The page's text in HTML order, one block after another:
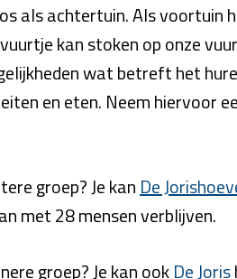
als achtertuin. Als voortuin
kan stoken op onze
wat betreft het
en eten. Neem hiervoor
groep? Je kan De
met 28 mensen verblijven.
groep? Je kan ookDe Joris